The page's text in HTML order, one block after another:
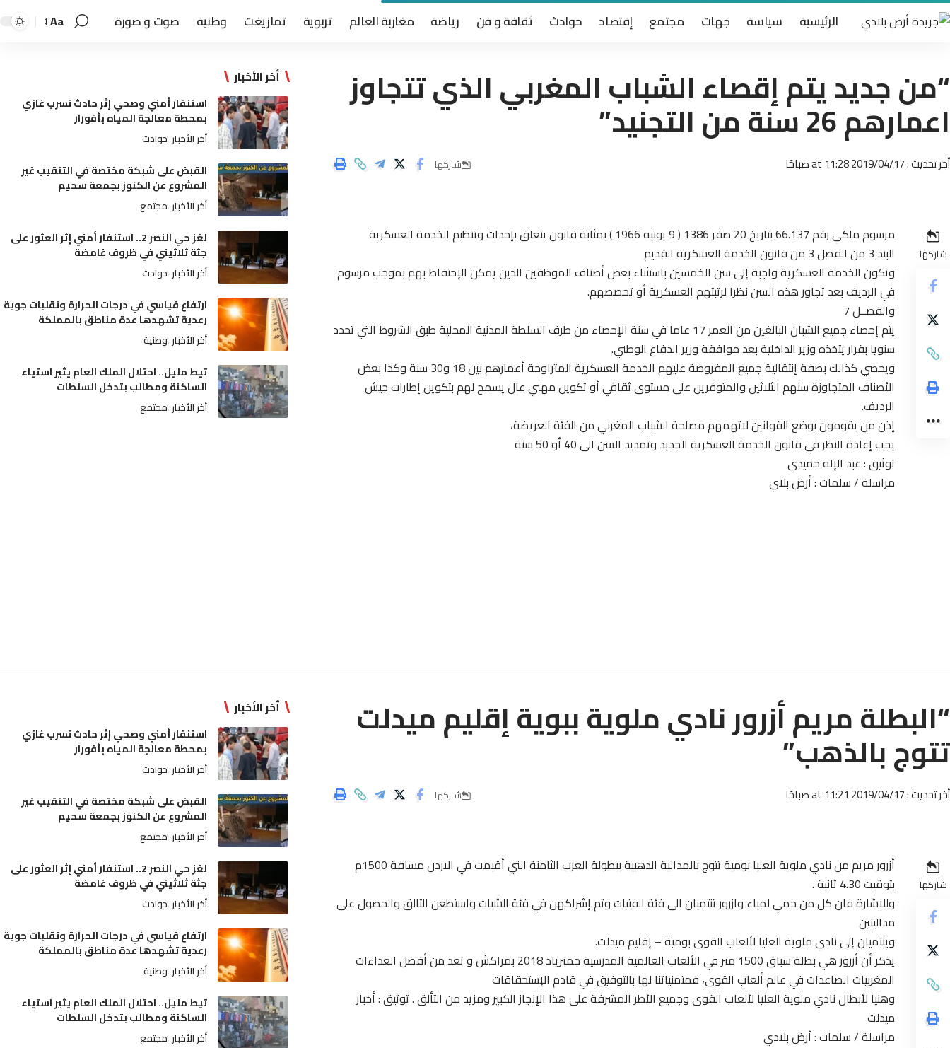
الرئيسية سياسة جهات مجتمع إقتصاد حوادث ثقافة و فن رياضة مغاربة العالم تربوية تمازيغت وطنية صوت و صورة Aa
“من جديد يتم إقصاء الشباب المغربي الذي تتجاوز
اعمارهم 26 سنة من التجنيد”
أخر تحديث : 2019/04/17 at 11:28 صباحًا شاركها
شاركها
مرسوم ملكي رقم 66.137 بتاريخ 20 صفر 1386 ( 9 يونيه 1966 ) بمثابة قانون يتعلق بإحداث وتنظيم الخدمة العسكرية
البنذ 3 من الفصل 3 من قانون الخدمة العسكرية القديم
وتكون الخدمة العسكرية واجبة إلى سن الخمسين باستثناء بعض أصناف الموظفين الذين يمكن الإحتفاظ بهم بموجب مرسوم
في الرديف بعد تجاور هذه السن نظرا لرتبتهم العسكرية أو تخصصهم.
والفصــل 7
يتم إحصاء جميع الشبان البالغين من العمر 17 عاما في سنة الإحصاء من طرف السلطة المدنية المحلية طبق الشروط التي تحدد
سنويا بقرار يتخذه وزير الداخلية بعد موافقة وزير الدفاع الوطني.
ويحصي كذالك بصفة إنتقالية جميع المفروضة عليهم الخدمة العسكرية المتراوحة أعمارهم بين 18 و30 سنة وكذا بعض
الأصناف المتجاوزة سنهم الثلاثين والمتوفرين على مستوى ثقافي أو تكوين مهني عال يسمح لهم بتكوين إطارات جيش
الرديف.
إذن من يقومون بوضع القوانين لاتهمهم مصلحة الشباب المغربي من الفئة العريضة،
يجب إعادة النظر في قانون الخدمة العسكرية الجديد وتمديد السن الى 40 أو 50 سنة
توثيق : عبد الإله حميدي
مراسلة / سلمات : أرض بلاي
أخر الأخبار
استنفار أمني وصحي إثر حادث تسرب غازي
بمحطة معالجة المياه بأفورار
أخر الأخبار حوادث
القبض على شبكة مختصة في التنقيب غير
المشروع عن الكنوز بجمعة سحيم
أخر الأخبار مجتمع
لغز حي النصر 2.. استنفار أمني إثر العثور على
جثة ثلاثيني في ظروف غامضة
أخر الأخبار حوادث
ارتفاع قياسي في درجات الحرارة وتقلبات جوية
رعدية تشهدها عدة مناطق بالمملكة
أخر الأخبار وطنية
تيط مليل.. احتلال الملك العام يثير استياء
الساكنة ومطالب بتدخل السلطات
أخر الأخبار مجتمع
“البطلة مريم أزرور نادي ملوية ببوية إقليم ميدلت
تتوج بالذهب”
أخر تحديث : 2019/04/17 at 11:21 صباحًا شاركها
شاركها
أزرور مريم من نادي ملوية العليا بومية تتوج بالمدالية الدهبية ببطولة العرب الثامنة التي أقيمت في الاردن مسافة 1500م
بتوقيت 4.30 ثانية .
وللاشارة فان كل من حمي لمياء وازرور تنتميان الى فئة الفتيات وتم إشراكهن في فئة الشبات واستطعن التالق والحصول على
مداليتين
وينتميان إلى نادي ملوية العليا لألعاب القوى بومية – إقليم ميدلت.
يذكر أن أزرور هي بطلة سباق 1500 متر في الألعاب العالمية المدرسية جمنزياد 2018 بمراكش و تعد من أفضل العداءات
المغربيات الصاعدات في عالم ألعاب القوى، فمتمنياتنا لها بالتوفيق في قادم الإستحقاقات
وهنيا لأبطال نادي ملوية العليا لألعاب القوى وجميع الأطر المشرفة على هذا الإنجاز الكبير ومزيد من التألق . توثيق : أخبار
ميدلت
مراسلة / سلمات : أرض بلادي
أخر الأخبار
استنفار أمني وصحي إثر حادث تسرب غازي
بمحطة معالجة المياه بأفورار
أخر الأخبار حوادث
القبض على شبكة مختصة في التنقيب غير
المشروع عن الكنوز بجمعة سحيم
أخر الأخبار مجتمع
لغز حي النصر 2.. استنفار أمني إثر العثور على
جثة ثلاثيني في ظروف غامضة
أخر الأخبار حوادث
ارتفاع قياسي في درجات الحرارة وتقلبات جوية
رعدية تشهدها عدة مناطق بالمملكة
أخر الأخبار وطنية
تيط مليل.. احتلال الملك العام يثير استياء
الساكنة ومطالب بتدخل السلطات
أخر الأخبار مجتمع